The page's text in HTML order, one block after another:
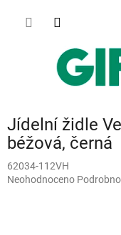
Jídelní židle
béžová, černá
62034-112VH
Průměrné
Neohodnoceno